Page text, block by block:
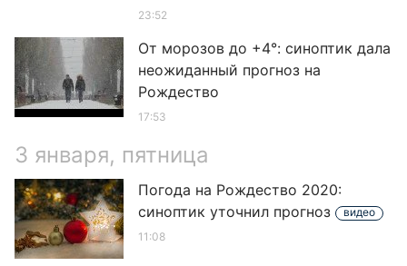
23:52
От морозов до +4°: синоптик дала
неожиданный прогноз на
Рождество
17:53
3 января, пятница
Погода на Рождество 2020:
синоптик уточнил прогноз
видео
11:08